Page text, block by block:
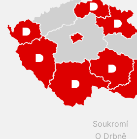
Soukromí
O Drbně